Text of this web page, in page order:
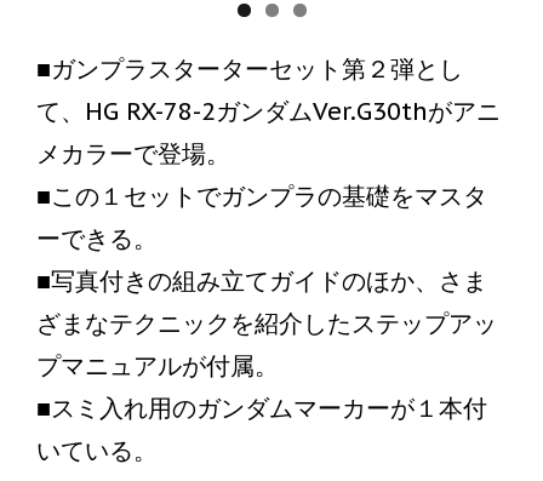
■ガンプラスターターセット第２弾とし
て、HG RX-78-2ガンダムVer.G30thがアニ
メカラーで登場。
■この１セットでガンプラの基礎をマスタ
ーできる。
■写真付きの組み立てガイドのほか、さま
ざまなテクニックを紹介したステップアッ
プマニュアルが付属。
■スミ入れ用のガンダムマーカーが１本付
いている。